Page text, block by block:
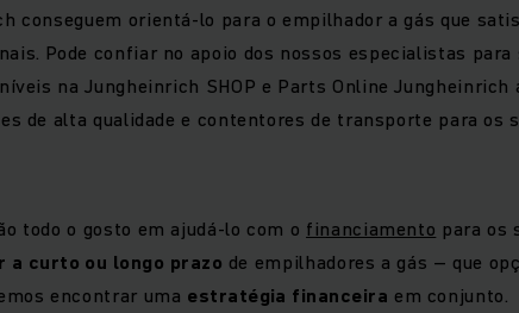
conseguem orientá-lo para o empilhador a gás que
Pode confiar no apoio dos nossos especialistas para
na Jungheinrich SHOP e Parts Online Jungheinrich
de alta qualidade e contentores de transporte para os
todo o gosto em ajudá-lo com o financiamento para os
a curto ou longo prazo de empilhadores a gás – que
encontrar uma estratégia financeira em conjunto.